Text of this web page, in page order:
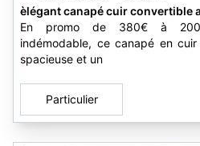
èlégant canapé cuir convertible
En promo de 380€ à
indémodable, ce canapé en
spacieuse et un
Particulier